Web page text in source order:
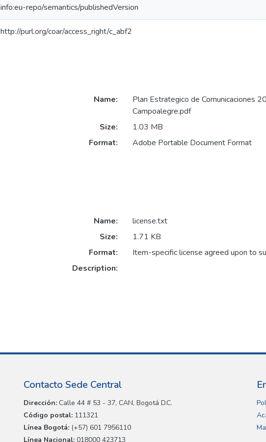
info:eu-repo/semantics/publishedVersion
http://purl.org/coar/access_right/c_abf2
Name:
Plan Estrategico de Comunicaciones
Campoalegre.pdf
Size:
1.03 MB
Format:
Adobe Portable Document Format
Name:
license.txt
Size:
1.71 KB
Format:
Item-specific license agreed upon to
Description:
Contacto Sede Central
Dirección: Calle 44 # 53 - 37, CAN, Bogotá D.C.
Código postal: 111321
Línea Bogotá: (+57) 601 7956110
Línea Nacional: 018000 423713